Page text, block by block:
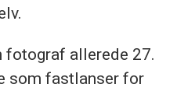
fotograf allerede 27.
som fastlanserfor